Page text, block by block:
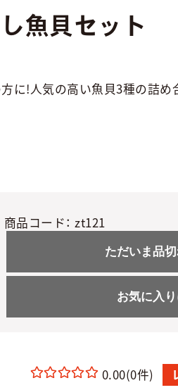
魚貝セット
0.00(0件)
商品コード： zt121
ただいま品
お気に入
に!人気の高い魚貝3種の詰め